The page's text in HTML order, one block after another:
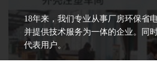
18年来，我们专业从事厂房环保省
并提供技术服务为一体的企业。同
代表用户。